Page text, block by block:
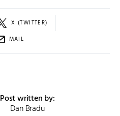
X (TWITTER)
MAIL
Post written by:
Dan Bradu